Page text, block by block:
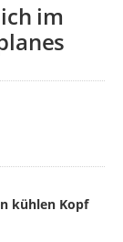
im
kühlen Kopf